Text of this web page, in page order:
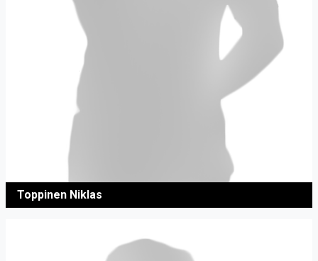
Toppinen Niklas